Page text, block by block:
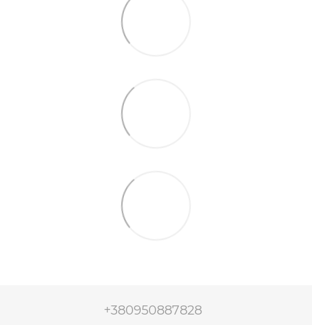
+380950887828